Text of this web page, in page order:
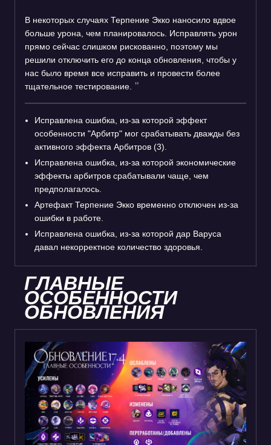
В некоторых случаях Терпение Экко наносило вдвое
больше урона, чем планировалось. Исправлять урон
прямо сейчас слишком рискованно, поэтому мы
решили отключить его до конца обновления, чтобы у
нас было время все исправить и провести более
тщательное тестирование.
Исправлена ошибка, из-за которой эффект
особенности "Арбитр" мог срабатывать дважды без
активного эффекта Арбитров (3).
Исправлена ошибка, из-за которой экономические
эффекты арбитров срабатывали чаще, чем
предполагалось.
Артефакт Терпение Экко временно отключен из-за
ошибки в работе.
Исправлена ошибка, из-за которой дар Варуса
давал некорректное количество здоровья.
ГЛАВНЫЕ
ОСОБЕННОСТИ
ОБНОВЛЕНИЯ